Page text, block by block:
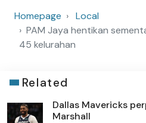
Homepage
Local
PAM Jaya hentikan
45 kelurahan
Related
Dallas Mavericks
Marshall